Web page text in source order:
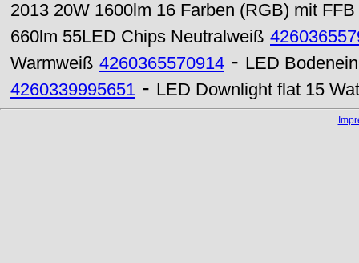
2013 20W 1600lm 16 Farben (RGB) mit
660lm 55LED Chips Neutralweiß
Warmweiß 4260365570914 - LED
4260339995651 - LED Downlight flat 15